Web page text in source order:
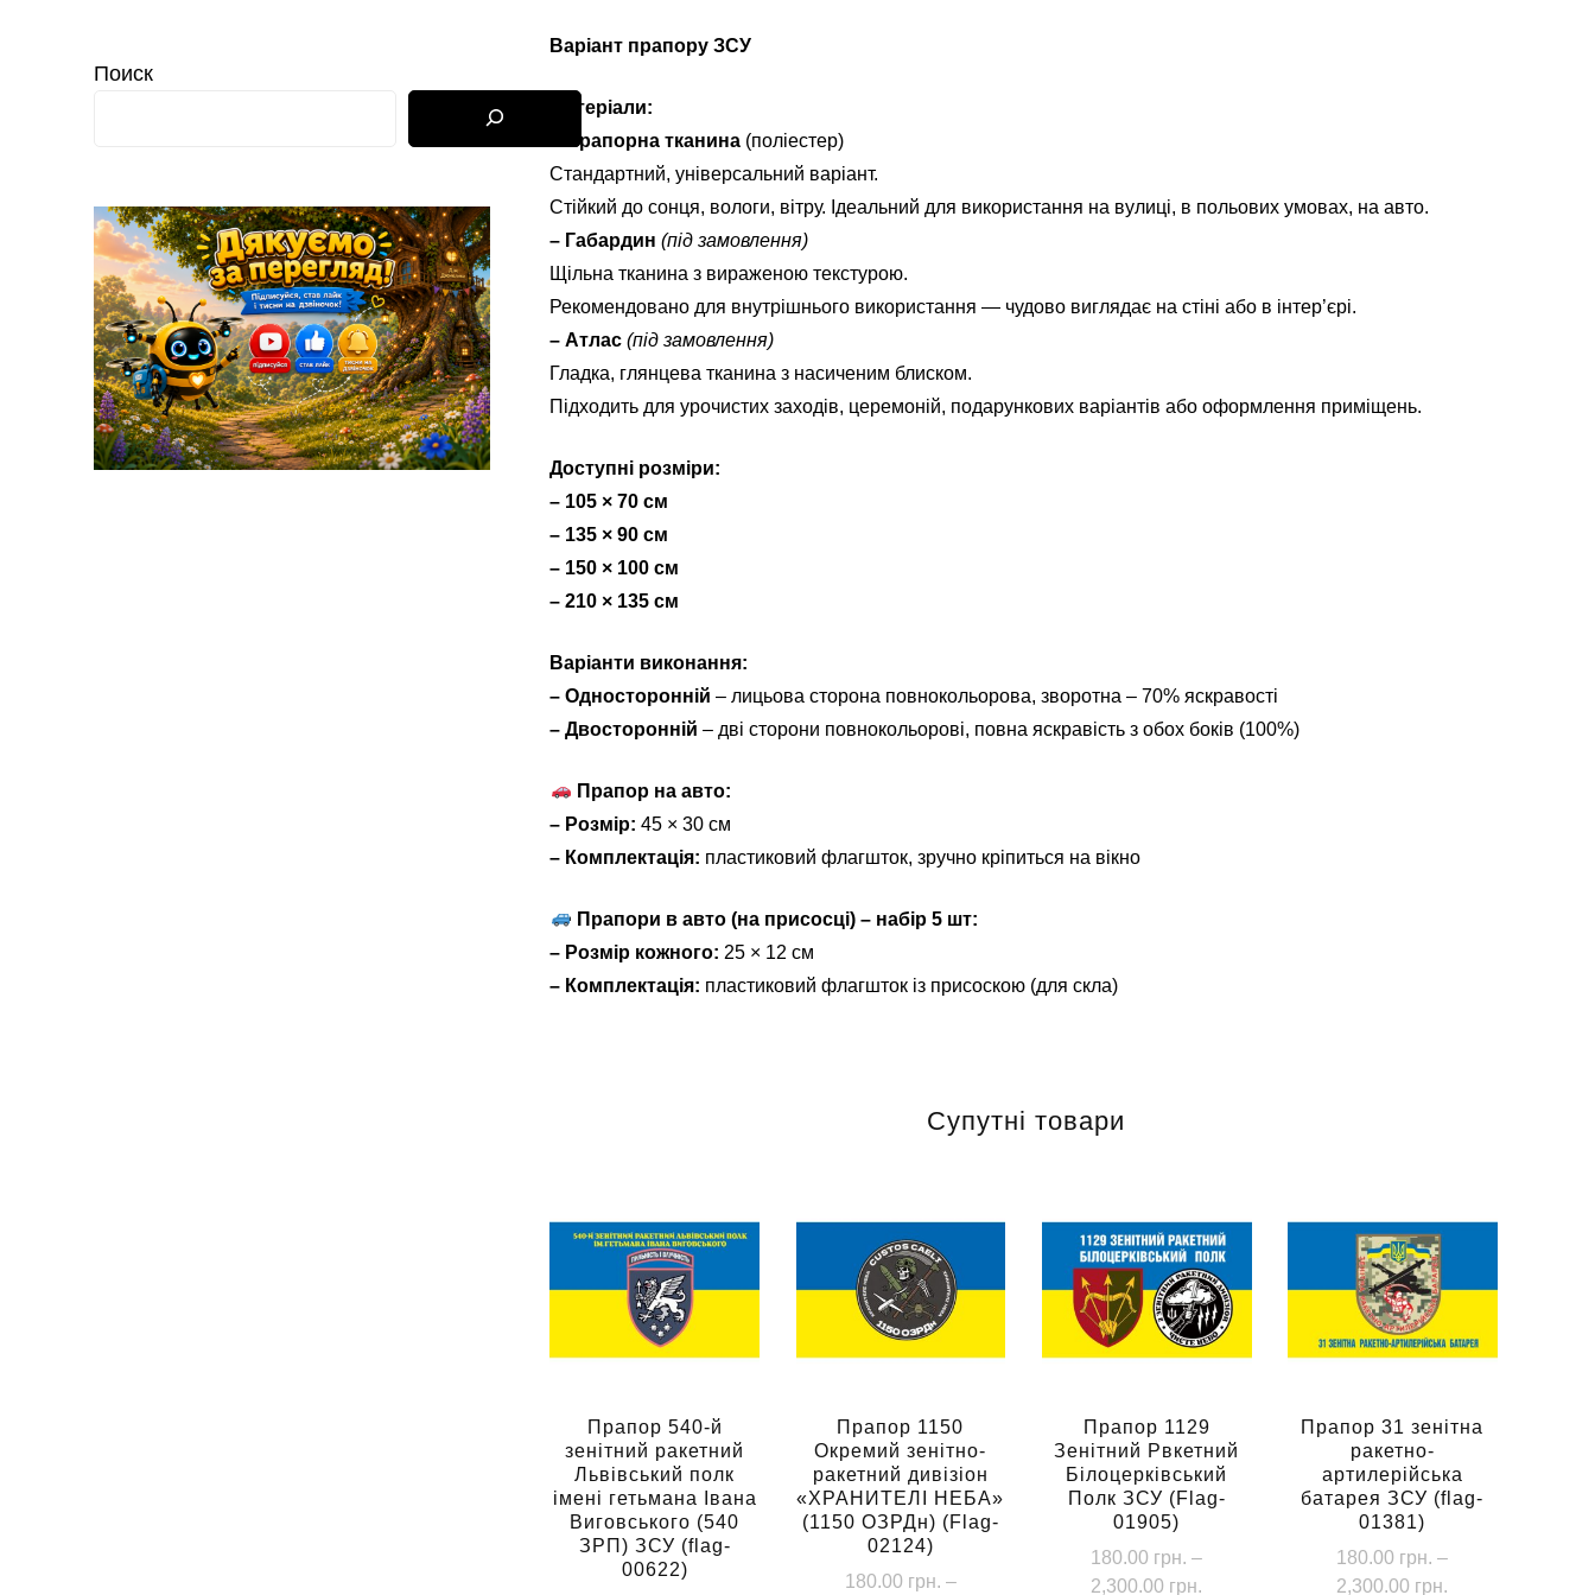
Варіант прапору ЗСУ
Матеріали:
– Прапорна тканина (поліестер)
Стандартний, універсальний варіант.
Стійкий до сонця, вологи, вітру. Ідеальний для використання на вулиці, в польових умовах, на авто.
– Габардин (під замовлення)
Щільна тканина з вираженою текстурою.
Рекомендовано для внутрішнього використання — чудово виглядає на стіні або в інтер’єрі.
– Атлас (під замовлення)
Гладка, глянцева тканина з насиченим блиском.
Підходить для урочистих заходів, церемоній, подарункових варіантів або оформлення приміщень.
Доступні розміри:
– 105 × 70 см
– 135 × 90 см
– 150 × 100 см
– 210 × 135 см
Варіанти виконання:
– Односторонній – лицьова сторона повнокольорова, зворотна – 70% яскравості
– Двосторонній – дві сторони повнокольорові, повна яскравість з обох боків (100%)
Прапор на авто:
– Розмір: 45 × 30 см
– Комплектація: пластиковий флагшток, зручно кріпиться на вікно
Прапори в авто (на присосці) – набір 5 шт:
– Розмір кожного: 25 × 12 см
– Комплектація: пластиковий флагшток із присоскою (для скла)
Супутні товари
Прапор 540-й
зенітний ракетний
Львівський полк
імені гетьмана Івана
Виговського (540
ЗРП) ЗСУ (flag-
00622)
Прапор 1150
Окремий зенітно-
ракетний дивізіон
«ХРАНИТЕЛІ НЕБА»
(1150 ОЗРДн) (Flag-
02124)
180.00 грн. –
Прапор 1129
Зенітний Рвкетний
Білоцерківський
Полк ЗСУ (Flag-
01905)
180.00 грн. –
2,300.00 грн.
Прапор 31 зенітна
ракетно-
артилерійська
батарея ЗСУ (flag-
01381)
180.00 грн. –
2,300.00 грн.
Поиск